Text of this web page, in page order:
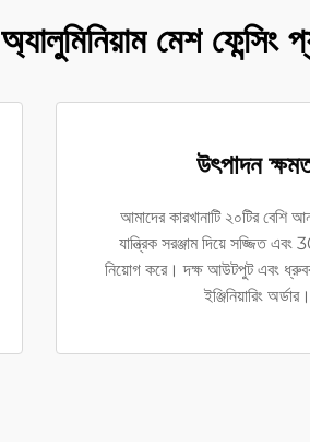
অ্যালুমিনিয়াম মেশ ফেন্সিং
উৎপাদন
আমাদের কারখানাটি ২০টির বেশি
যান্ত্রিক সরঞ্জাম দিয়ে সজ্জিত এবং
নিয়োগ করে। দক্ষ আউটপুট এবং
ইঞ্জিনিয়ারিং অর্ডার।